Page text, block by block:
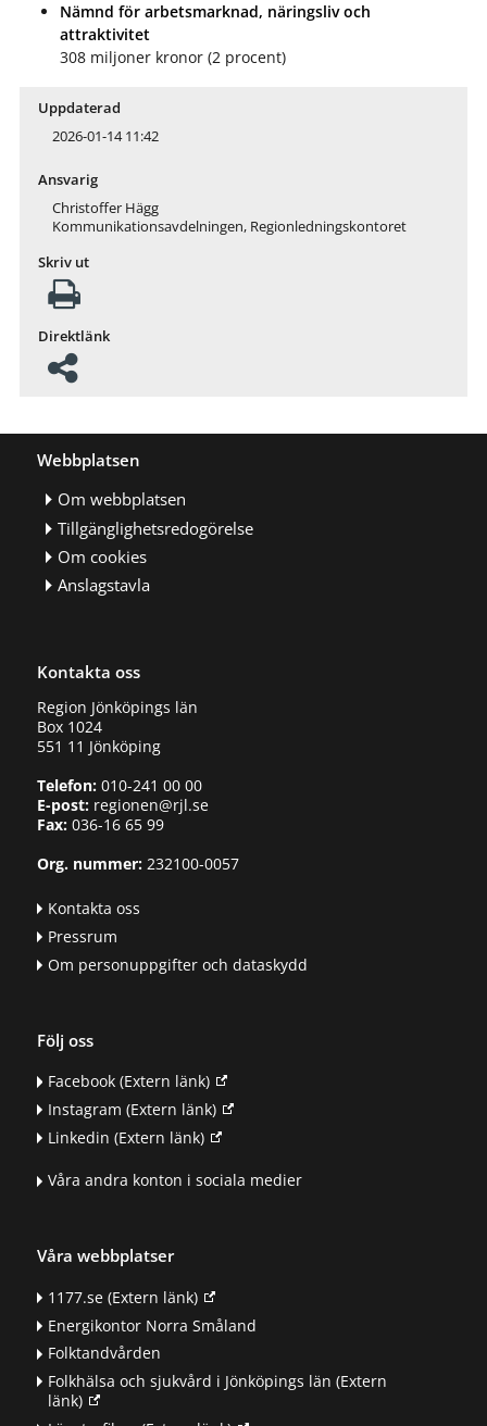
Nämnd för arbetsmarknad, näringsliv och
attraktivitet
308 miljoner kronor (2 procent)
Uppdaterad
2026-01-14 11:42
Ansvarig
Christoffer Hägg
Kommunikationsavdelningen, Regionledningskontoret
Skriv ut
Direktlänk
Webbplatsen
Om webbplatsen
Tillgänglighetsredogörelse
Om cookies
Anslagstavla
Kontakta oss
Region Jönköpings län
Box 1024
551 11 Jönköping
Telefon:010-241 00 00
E-post:regionen@rjl.se
Fax: 036-16 65 99
Org. nummer:232100-0057
Kontakta oss
Pressrum
Om personuppgifter och dataskydd
Följ oss
Facebook(Extern länk)
Instagram (Extern länk)
Linkedin (Extern länk)
Våra andra konton i sociala medier
Våra webbplatser
1177.se(Extern länk)
Energikontor Norra Småland
Folktandvården
Folkhälsa och sjukvård i Jönköpings län (Extern
länk)